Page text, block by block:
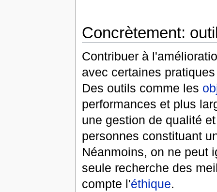
Concrètement:
Contribuer à
avec certaines
Des outils comme les
performances et plus
une gestion de qualité
personnes constituant
Néanmoins, on ne peut
seule recherche des
compte l'éthique.